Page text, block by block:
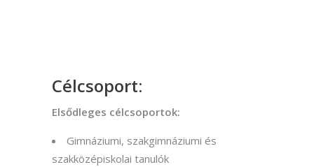
Célcsoport:
Elsődleges célcsoportok:
Gimnáziumi, szakgimnáziumi és
szakközépiskolai tanulók